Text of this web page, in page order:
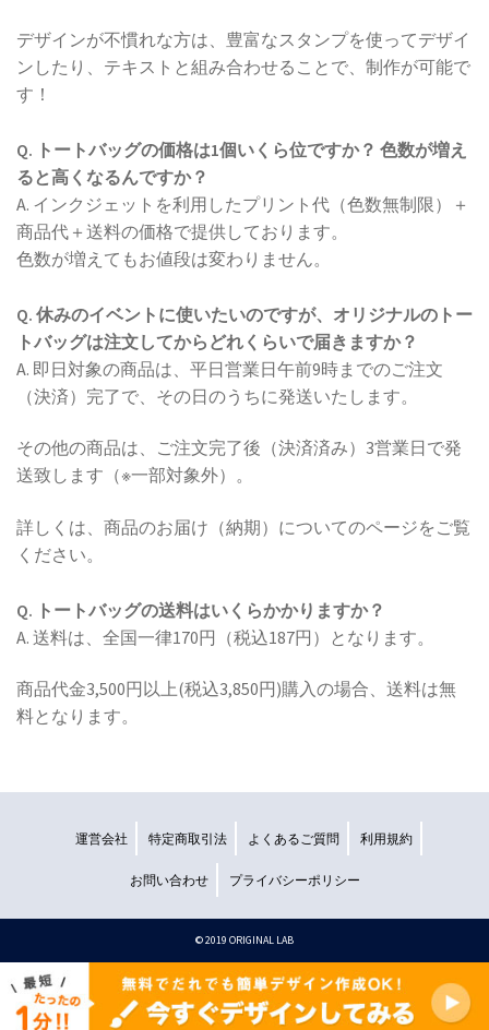
デザインが不慣れな方は、豊富なスタンプを使ってデザイ
ンしたり、テキストと組み合わせることで、制作が可能で
す！
Q. トートバッグの価格は1個いくら位ですか？ 色数が増え
ると高くなるんですか？
A. インクジェットを利用したプリント代（色数無制限）＋
商品代＋送料の価格で提供しております。
色数が増えてもお値段は変わりません。
Q. 休みのイベントに使いたいのですが、オリジナルのトー
トバッグは注文してからどれくらいで届きますか？
A. 即日対象の商品は、平日営業日午前9時までのご注文
（決済）完了で、その日のうちに発送いたします。
その他の商品は、ご注文完了後（決済済み）3営業日で発
送致します（※一部対象外）。
詳しくは、商品のお届け（納期）についてのページをご覧
ください。
Q. トートバッグの送料はいくらかかりますか？
A. 送料は、全国一律170円（税込187円）となります。
商品代金3,500円以上(税込3,850円)購入の場合、送料は無
料となります。
運営会社 特定商取引法 よくあるご質問 利用規約
お問い合わせ プライバシーポリシー
©︎ 2019 ORIGINAL LAB